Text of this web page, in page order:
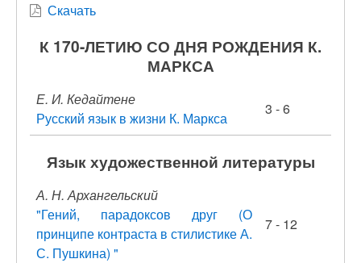
Скачать
К 170-ЛЕТИЮ СО ДНЯ РОЖДЕНИЯ К.
МАРКСА
Е. И. Кедайтене
Русский язык в жизни К. Маркса
3 - 6
Язык художественной литературы
А. Н. Архангельский
"Гений, парадоксов друг (О
принципе контраста в стилистике А.
С. Пушкина) "
7 - 12